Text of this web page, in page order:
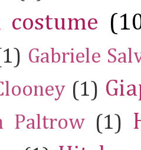
Gabriele
(1)
Paltrow (1)